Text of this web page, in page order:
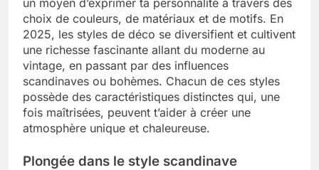
choix de couleurs, de matériaux et de motifs. En
2025, les styles de déco se diversifient et cultivent
une richesse fascinante allant du moderne au
vintage, en passant par des influences
scandinaves ou bohèmes. Chacun de ces styles
possède des caractéristiques distinctes qui, une
fois maîtrisées, peuvent t’aider à créer une
atmosphère unique et chaleureuse.
Plongée dans le style scandinave